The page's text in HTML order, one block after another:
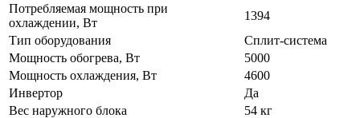
Потребляемая мощность при
охлаждении, Вт
1394
Тип оборудования
Сплит-система
Мощность обогрева, Вт
5000
Мощность охлаждения, Вт
4600
Инвертор
Да
Вес наружного блока
54 кг